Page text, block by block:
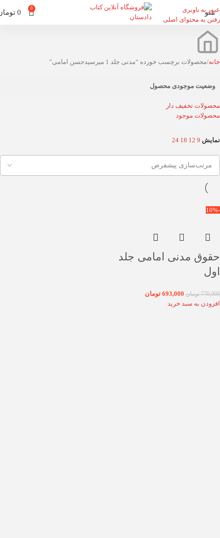
عبور به ناوبری
رفتن به محتوای اصلی
منو 0
0
خانه محصولات برچسب خورده “مدنی جلد 1 میرسیدحسن امامی”
وضعیت موجودی محصول
محصولات تخفیف دار
محصولات موجود
نمایش 9
12
18
24
-10%
حقوق مدنی امامی جلد
اول
770,000 تومان 693,000 تومان
افزودن به سبد خرید